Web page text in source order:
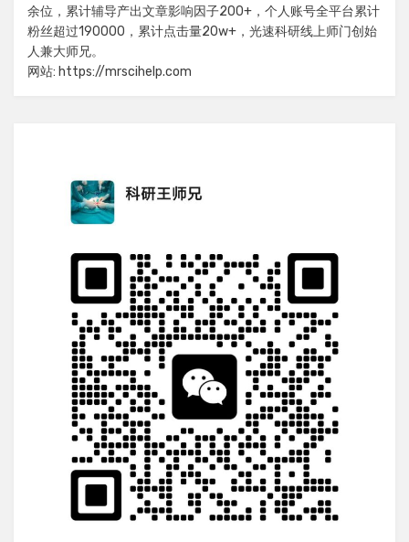
余位，累计辅导产出文章影响因子200+，个人账号全平台累计
粉丝超过190000，累计点击量20w+，光速科研线上师门创始
人兼大师兄。
网站: https://mrscihelp.com